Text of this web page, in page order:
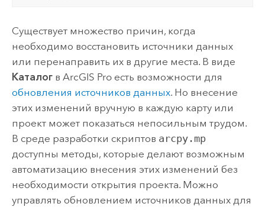
Существует множество причин, когда
необходимо восстановить источники данных
или перенаправить их в другие места. В виде
Каталогв ArcGIS Proесть возможности для
обновления источников данных. Но внесение
этих изменений вручную в каждую карту или
проект может показаться непосильным трудом.
В среде разработки скриптов arcpy.mp
доступны методы, которые делают возможным
автоматизацию внесения этих изменений без
необходимости открытия проекта. Можно
управлять обновлением источников данных для